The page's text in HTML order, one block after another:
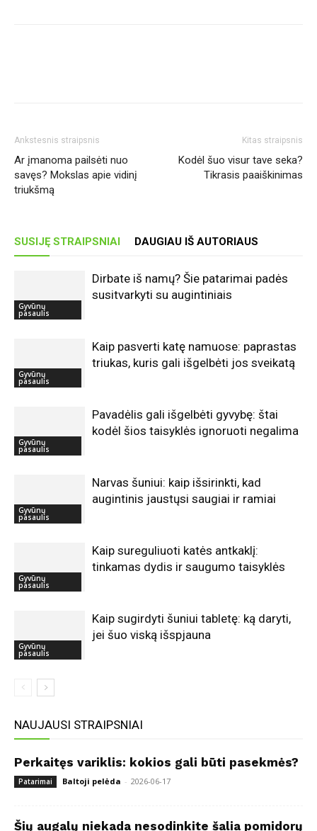
Ankstesnis straipsnis
Ar įmanoma pailsėti nuo
savęs? Mokslas apie vidinį
triukšmą
Kitas straipsnis
Kodėl šuo visur tave seka?
Tikrasis paaiškinimas
SUSIJĘ STRAIPSNIAI DAUGIAU IŠ AUTORIAUS
Gyvūnų
pasaulis
Dirbate iš namų? Šie patarimai padės
susitvarkyti su augintiniais
Gyvūnų
pasaulis
Kaip pasverti katę namuose: paprastas
triukas, kuris gali išgelbėti jos sveikatą
Gyvūnų
pasaulis
Pavadėlis gali išgelbėti gyvybę: štai
kodėl šios taisyklės ignoruoti negalima
Gyvūnų
pasaulis
Narvas šuniui: kaip išsirinkti, kad
augintinis jaustųsi saugiai ir ramiai
Gyvūnų
pasaulis
Kaip sureguliuoti katės antkaklį:
tinkamas dydis ir saugumo taisyklės
Gyvūnų
pasaulis
Kaip sugirdyti šuniui tabletę: ką daryti,
jei šuo viską išspjauna
NAUJAUSI STRAIPSNIAI
Perkaitęs variklis: kokios gali būti pasekmės?
Patarimai Baltoji pelėda - 2026-06-17
Šių augalų niekada nesodinkite šalia pomidorų